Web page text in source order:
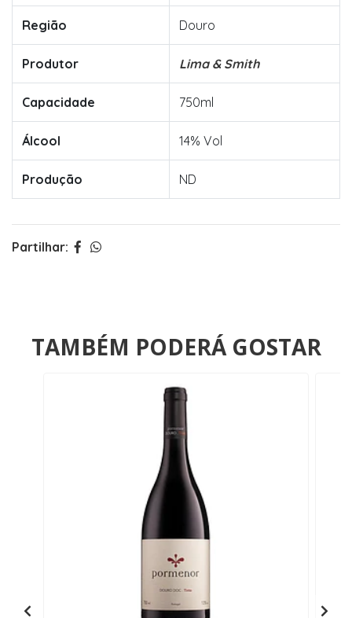
Região Douro
Produtor Lima & Smith
Capacidade 750ml
Álcool 14% Vol
Produção ND
Partilhar:
TAMBÉM PODERÁ GOSTAR